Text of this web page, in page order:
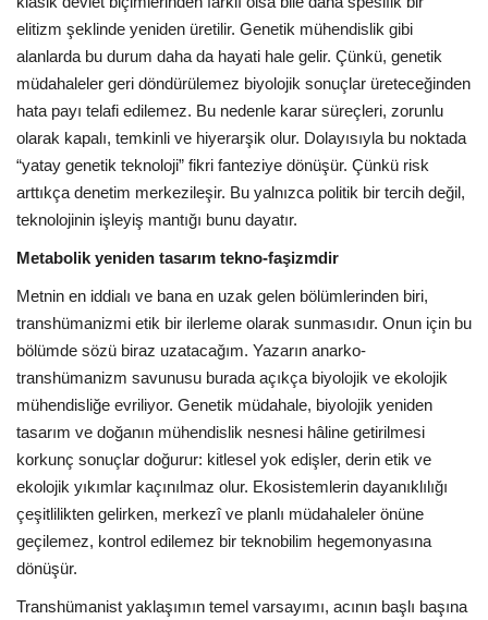
elitizm şeklinde yeniden üretilir. Genetik mühendislik gibi
alanlarda bu durum daha da hayati hale gelir. Çünkü, genetik
müdahaleler geri döndürülemez biyolojik sonuçlar üreteceğinden
hata payı telafi edilemez. Bu nedenle karar süreçleri, zorunlu
olarak kapalı, temkinli ve hiyerarşik olur. Dolayısıyla bu noktada
“yatay genetik teknoloji” fikri fanteziye dönüşür. Çünkü risk
arttıkça denetim merkezileşir. Bu yalnızca politik bir tercih değil,
teknolojinin işleyiş mantığı bunu dayatır.
Metabolik yeniden tasarım tekno-faşizmdir
Metnin en iddialı ve bana en uzak gelen bölümlerinden biri,
transhümanizmi etik bir ilerleme olarak sunmasıdır. Onun için bu
bölümde sözü biraz uzatacağım. Yazarın anarko-
transhümanizm savunusu burada açıkça biyolojik ve ekolojik
mühendisliğe evriliyor. Genetik müdahale, biyolojik yeniden
tasarım ve doğanın mühendislik nesnesi hâline getirilmesi
korkunç sonuçlar doğurur: kitlesel yok edişler, derin etik ve
ekolojik yıkımlar kaçınılmaz olur. Ekosistemlerin dayanıklılığı
çeşitlilikten gelirken, merkezî ve planlı müdahaleler önüne
geçilemez, kontrol edilemez bir teknobilim hegemonyasına
dönüşür.
Transhümanist yaklaşımın temel varsayımı, acının başlı başına